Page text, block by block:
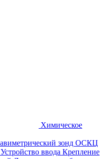
Химическое
зонд ОСКЦ
Устройство ввода Крепление